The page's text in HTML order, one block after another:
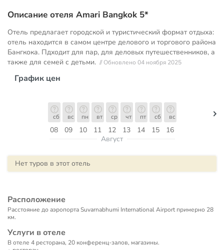
Описание отеля Amari Bangkok 5*
Отель предлагает городской и туристический формат отдыха:
отель находится в самом центре делового и торгового района
Бангкока. Пдходит для пар, для деловых путешественников, а
также для семей с детьми. // Обновлено 04 ноября 2025
График цен
08
сб
09
вс
10
пн
11
вт
12
ср
13
чт
14
пт
15
сб
16
вс
Август
Нет туров в этот отель
Расположение
Расстояние до аэропорта Suvarnabhumi International Airport примерно 28
км.
Услуги в отеле
В отеле 4 ресторана, 20 конференц-залов, магазины.